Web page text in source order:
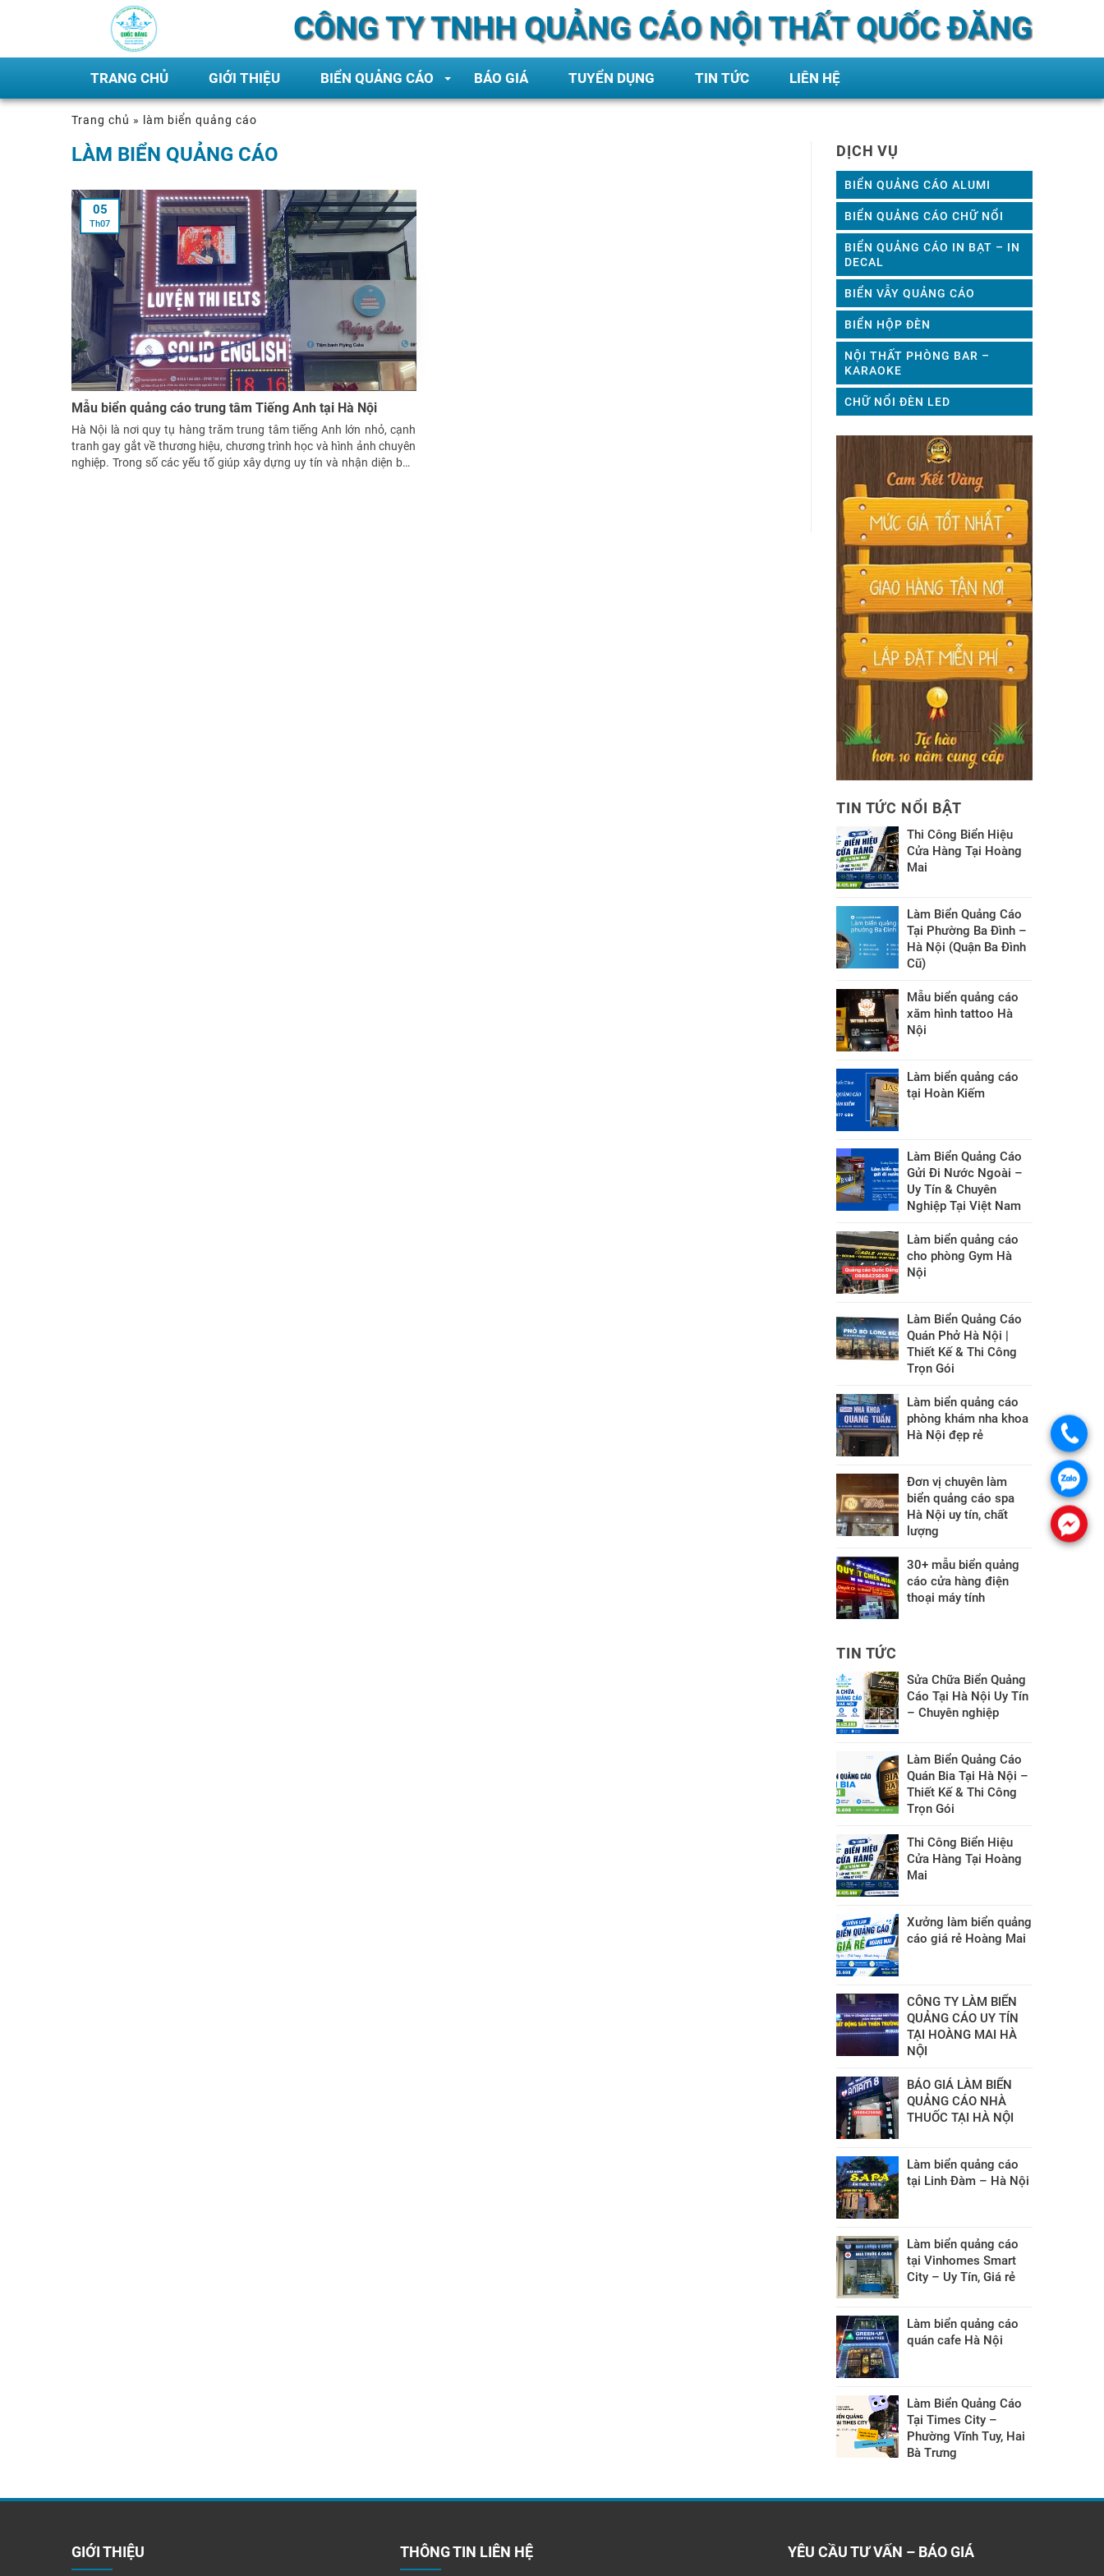
CÔNG TY TNHH QUẢNG CÁO NỘI THẤT QUỐC ĐĂNG
TRANG CHỦ GIỚI THIỆU BIỂN QUẢNG CÁO BÁO GIÁ TUYỂN DỤNG TIN TỨC LIÊN HỆ
Trang chủ » làm biển quảng cáo
LÀM BIỂN QUẢNG CÁO
Mẫu biển quảng cáo trung tâm Tiếng Anh tại Hà Nội
05
Th07
Hà Nội là nơi quy tụ hàng trăm trung tâm tiếng Anh lớn nhỏ, cạnh
tranh gay gắt về thương hiệu, chương trình học và hình ảnh chuyên
nghiệp. Trong số các yếu tố giúp xây dựng uy tín và nhận diện ban
DỊCH VỤ
BIỂN QUẢNG CÁO ALUMI
BIỂN QUẢNG CÁO CHỮ NỔI
BIỂN QUẢNG CÁO IN BẠT – IN
DECAL
BIỂN VẪY QUẢNG CÁO
BIỂN HỘP ĐÈN
NỘI THẤT PHÒNG BAR –
KARAOKE
CHỮ NỔI ĐÈN LED
TIN TỨC NỔI BẬT
Thi Công Biển Hiệu
Cửa Hàng Tại Hoàng
Mai
Làm Biển Quảng Cáo
Tại Phường Ba Đình –
Hà Nội (Quận Ba Đình
Cũ)
Mẫu biển quảng cáo
xăm hình tattoo Hà
Nội
Làm biển quảng cáo
tại Hoàn Kiếm
Làm Biển Quảng Cáo
Gửi Đi Nước Ngoài –
Uy Tín & Chuyên
Nghiệp Tại Việt Nam
Làm biển quảng cáo
cho phòng Gym Hà
Nội
Làm Biển Quảng Cáo
Quán Phở Hà Nội |
Thiết Kế & Thi Công
Trọn Gói
Làm biển quảng cáo
phòng khám nha khoa
Hà Nội đẹp rẻ
Đơn vị chuyên làm
biển quảng cáo spa
Hà Nội uy tín, chất
lượng
30+ mẫu biển quảng
cáo cửa hàng điện
thoại máy tính
TIN TỨC
Sửa Chữa Biển Quảng
Cáo Tại Hà Nội Uy Tín
– Chuyên nghiệp
Làm Biển Quảng Cáo
Quán Bia Tại Hà Nội –
Thiết Kế & Thi Công
Trọn Gói
Thi Công Biển Hiệu
Cửa Hàng Tại Hoàng
Mai
Xưởng làm biển quảng
cáo giá rẻ Hoàng Mai
CÔNG TY LÀM BIỂN
QUẢNG CÁO UY TÍN
TẠI HOÀNG MAI HÀ
NỘI
BÁO GIÁ LÀM BIỂN
QUẢNG CÁO NHÀ
THUỐC TẠI HÀ NỘI
Làm biển quảng cáo
tại Linh Đàm – Hà Nội
Làm biển quảng cáo
tại Vinhomes Smart
City – Uy Tín, Giá rẻ
Làm biển quảng cáo
quán cafe Hà Nội
Làm Biển Quảng Cáo
Tại Times City –
Phường Vĩnh Tuy, Hai
Bà Trưng
GIỚI THIỆU THÔNG TIN LIÊN HỆ YÊU CẦU TƯ VẤN – BÁO GIÁ